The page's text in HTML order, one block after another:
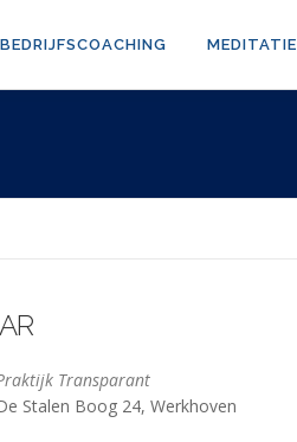
BEDRIJFSCOACHING MEDITATIE
Transparant
Stalen Boog 24, Werkhoven